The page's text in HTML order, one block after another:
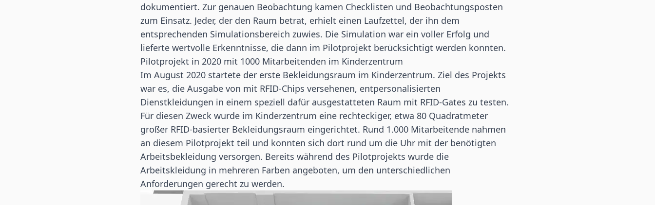
dokumentiert. Zur genauen Beobachtung kamen Checklisten und Beobachtungsposten
zum Einsatz. Jeder, der den Raum betrat, erhielt einen Laufzettel, der ihn dem
entsprechenden Simulationsbereich zuwies. Die Simulation war ein voller Erfolg und
lieferte wertvolle Erkenntnisse, die dann im Pilotprojekt berücksichtigt werden konnten.
Pilotprojekt in 2020 mit 1000 Mitarbeitenden im Kinderzentrum
Im August 2020 startete der erste Bekleidungsraum im Kinderzentrum. Ziel des Projekts
war es, die Ausgabe von mit RFID-Chips versehenen, entpersonalisierten
Dienstkleidungen in einem speziell dafür ausgestatteten Raum mit RFID-Gates zu testen.
Für diesen Zweck wurde im Kinderzentrum eine rechteckiger, etwa 80 Quadratmeter
großer RFID-basierter Bekleidungsraum eingerichtet. Rund 1.000 Mitarbeitende nahmen
an diesem Pilotprojekt teil und konnten sich dort rund um die Uhr mit der benötigten
Arbeitsbekleidung versorgen. Bereits während des Pilotprojekts wurde die
Arbeitskleidung in mehreren Farben angeboten, um den unterschiedlichen
Anforderungen gerecht zu werden.